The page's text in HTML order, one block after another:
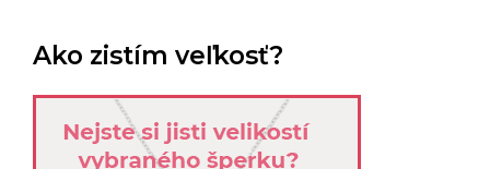
Ako zistím veľkosť?